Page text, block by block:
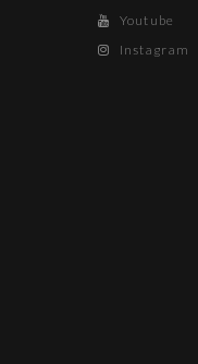
Youtube
Instagram